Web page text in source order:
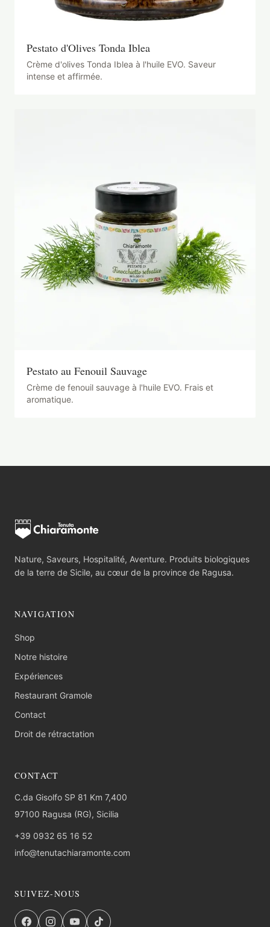
Pestato d'Olives Tonda Iblea
Crème d'olives Tonda Iblea à l'huile EVO. Saveur
intense et affirmée.
Pestato au Fenouil Sauvage
Crème de fenouil sauvage à l'huile EVO. Frais et
aromatique.
Nature, Saveurs, Hospitalité, Aventure. Produits biologiques
de la terre de Sicile, au cœur de la province de Ragusa.
NAVIGATION
Shop
Notre histoire
Expériences
Restaurant Gramole
Contact
Droit de rétractation
CONTACT
C.da Gisolfo SP 81 Km 7,400
97100 Ragusa (RG), Sicilia
+39 0932 65 16 52
info@tenutachiaramonte.com
SUIVEZ-NOUS